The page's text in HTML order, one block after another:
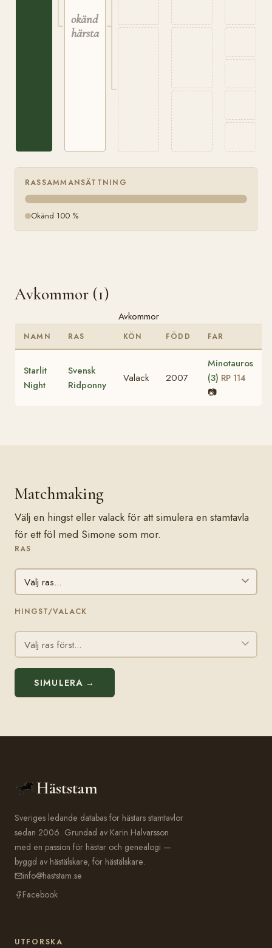
okänd
härstamning
RASSAMMANSÄTTNING
Okänd 100 %
Avkommor (1)
Avkommor
NAMN RAS KÖN FÖDD FAR
Starlit
Night
Svensk
Ridponny
Valack 2007
Minotauros
(3) RP 114
📷
Matchmaking
Välj en hingst eller valack för att simulera en stamtavla
för ett föl med Simone som mor.
RAS
HINGST/VALACK
SIMULERA →
Häststam
Sveriges ledande databas för hästars stamtavlor
sedan 2006. Grundad av Karin Halvarsson
med en passion för hästar och genealogi —
byggd av hästälskare, för hästälskare.
info@haststam.se
Facebook
UTFORSKA